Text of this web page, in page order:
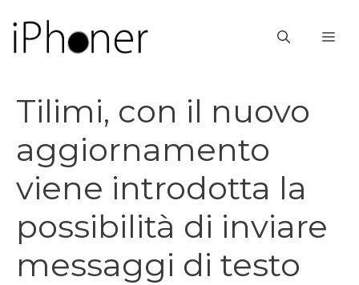
contenuto
Tilimi, con il nuovo
aggiornamento
viene introdotta la
possibilità di inviare
messaggi di testo